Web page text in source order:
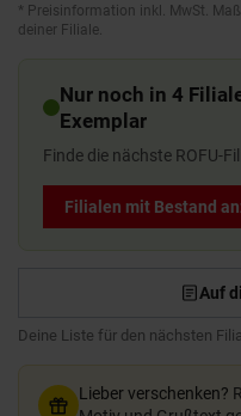
* Preisinformation inkl. MwSt.
deiner Filiale.
Nur noch in 4
Exemplar
Finde die nächste ROFU-
Filialen mit Bestand
Auf
Deine Liste für den nächsten
Lieber verschenken?